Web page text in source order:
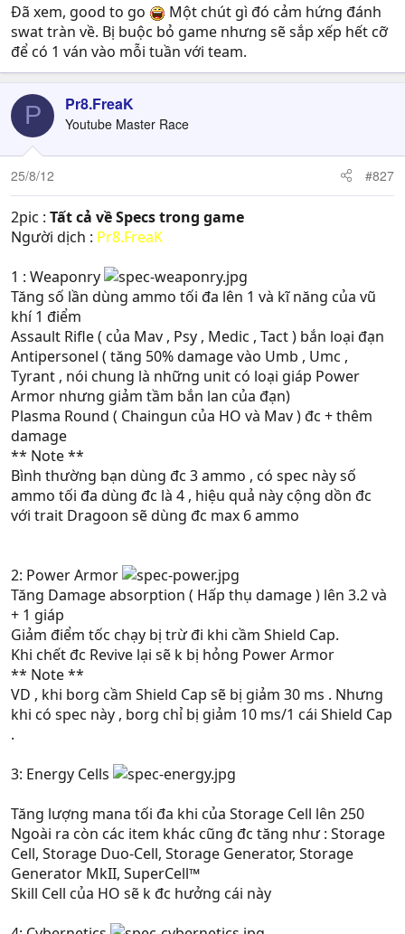
Đã xem, good to go
Một chút gì đó cảm hứng đánh
swat tràn về. Bị buộc bỏ game nhưng sẽ sắp xếp hết cỡ
để có 1 ván vào mỗi tuần với team.
P Pr8.FreaK
Youtube Master Race
25/8/12 #827
2pic : Tất cả về Specs trong game
Người dịch : Pr8.FreaK
1 : Weaponry
Tăng số lần dùng ammo tối đa lên 1 và kĩ năng của vũ
khí 1 điểm
Assault Rifle ( của Mav , Psy , Medic , Tact ) bắn loại đạn
Antipersonel ( tăng 50% damage vào Umb , Umc ,
Tyrant , nói chung là những unit có loại giáp Power
Armor nhưng giảm tầm bắn lan của đạn)
Plasma Round ( Chaingun của HO và Mav ) đc + thêm
damage
** Note **
Bình thường bạn dùng đc 3 ammo , có spec này số
ammo tối đa dùng đc là 4 , hiệu quả này cộng dồn đc
với trait Dragoon sẽ dùng đc max 6 ammo
2: Power Armor
Tăng Damage absorption ( Hấp thụ damage ) lên 3.2 và
+ 1 giáp
Giảm điểm tốc chạy bị trừ đi khi cầm Shield Cap.
Khi chết đc Revive lại sẽ k bị hỏng Power Armor
** Note **
VD , khi borg cầm Shield Cap sẽ bị giảm 30 ms . Nhưng
khi có spec này , borg chỉ bị giảm 10 ms/1 cái Shield Cap
.
3: Energy Cells
Tăng lượng mana tối đa khi của Storage Cell lên 250
Ngoài ra còn các item khác cũng đc tăng như : Storage
Cell, Storage Duo-Cell, Storage Generator, Storage
Generator MkII, SuperCell™
Skill Cell của HO sẽ k đc hưởng cái này